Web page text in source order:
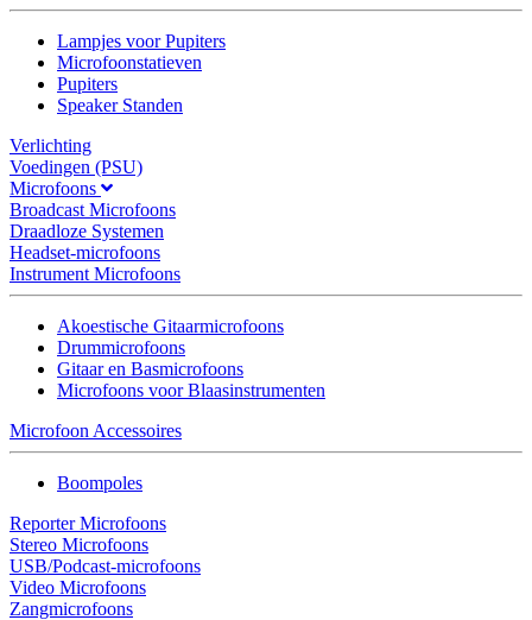
Lampjes voor Pupiters
Microfoonstatieven
Pupiters
Speaker Standen
Verlichting
Voedingen (PSU)
Microfoons
Broadcast Microfoons
Draadloze Systemen
Headset-microfoons
Instrument Microfoons
Akoestische Gitaarmicrofoons
Drummicrofoons
Gitaar en Basmicrofoons
Microfoons voor Blaasinstrumenten
Microfoon Accessoires
Boompoles
Reporter Microfoons
Stereo Microfoons
USB/Podcast-microfoons
Video Microfoons
Zangmicrofoons